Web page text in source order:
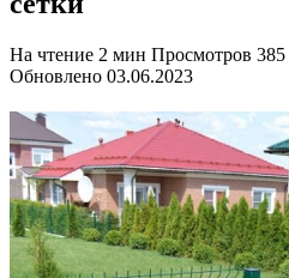
На чтение 2 мин Просмотров 385
Обновлено 03.06.2023